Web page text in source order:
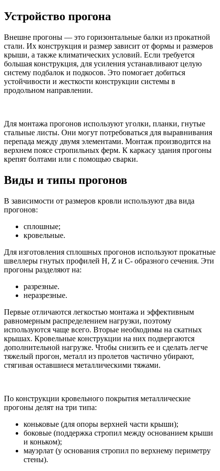
Устройство прогона
Внешне прогоны — это горизонтальные балки из прокатной
стали. Их конструкция и размер зависит от формы и размеров
крыши, а также климатических условий. Если требуется
большая конструкция, для усиления устанавливают целую
систему подбалок и подкосов. Это помогает добиться
устойчивости и жесткости конструкции системы в
продольном направлении.
Для монтажа прогонов используют уголки, планки, гнутые
стальные листы. Они могут потребоваться для выравнивания
перепада между двумя элементами. Монтаж производится на
верхнем поясе стропильных ферм. К каркасу здания прогоны
крепят болтами или с помощью сварки.
Виды и типы прогонов
В зависимости от размеров кровли используют два вида
прогонов:
сплошные;
кровельные.
Для изготовления сплошных прогонов используют прокатные
швеллеры гнутых профилей Н, Z и С- образного сечения. Эти
прогоны разделяют на:
разрезные.
неразрезные.
Первые отличаются легкостью монтажа и эффективным
равномерным распределением нагрузки, поэтому
используются чаще всего. Вторые необходимы на скатных
крышах. Кровельные конструкции на них подвергаются
дополнительной нагрузке. Чтобы снизить ее и сделать легче
тяжелый прогон, металл из пролетов частично убирают,
стягивая оставшиеся металлическими тяжами.
По конструкции кровельного покрытия металлические
прогоны делят на три типа:
коньковые (для опоры верхней части крыши);
боковые (поддержка стропил между основанием крыши
и коньком);
мауэрлат (у основания стропил по верхнему периметру
стены).